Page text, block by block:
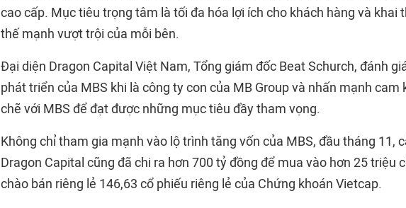
cao cấp. Mục tiêu trọng tâm là tối đa hóa lợi ích cho khách hàng và khai
thế mạnh vượt trội của mỗi bên.
Đại diện Dragon Capital Việt Nam, Tổng giám đốc Beat Schurch, đánh
phát triển của MBS khi là công ty con của MB Group và nhấn mạnh cam
chẽ với MBS để đạt được những mục tiêu đầy tham vọng.
Không chỉ tham gia mạnh vào lộ trình tăng vốn của MBS, đầu tháng 11,
Dragon Capital cũng đã chi ra hơn 700 tỷ đồng để mua vào hơn 25 triệu
chào bán riêng lẻ 146,63 cổ phiếu riêng lẻ của Chứng khoán Vietcap.